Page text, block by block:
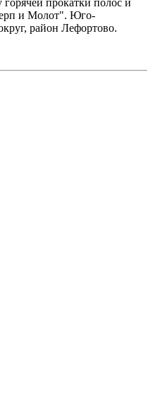
и Молот". Юго-
район Лефортово.